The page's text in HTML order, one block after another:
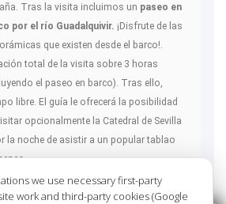
Tras la visita incluimos un paseo en
por el río Guadalquivir. ¡Disfrute de las
que existen desde el barco!.
total de la visita sobre 3 horas
el paseo en barco). Tras ello,
libre. El guía le ofrecerá la posibilidad
opcionalmente la Catedral de Sevilla
la noche de asistir a un popular tablao
73ºF - 79ºF
we use necessary first-party
work and third-party cookies (Google